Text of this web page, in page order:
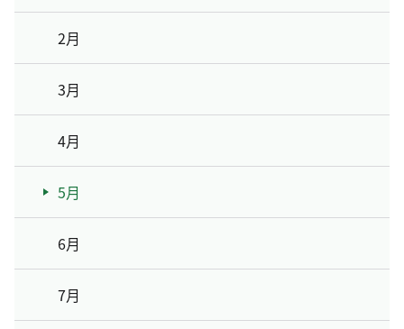
2月
3月
4月
5月
6月
7月